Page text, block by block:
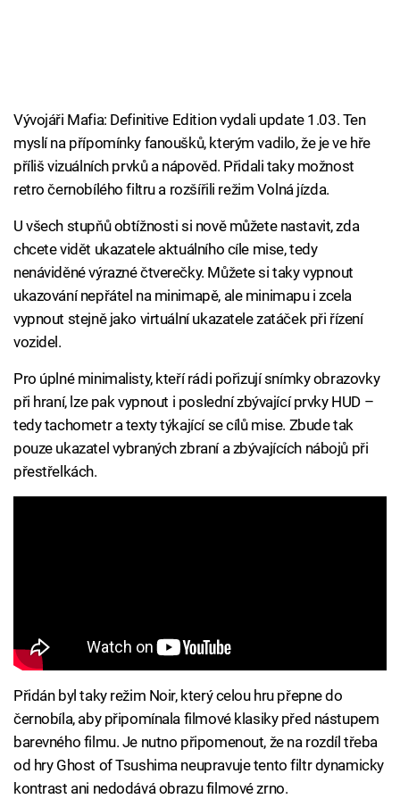
Vývojáři Mafia: Definitive Edition vydali update 1.03. Ten
myslí na přípomínky fanoušků, kterým vadilo, že je ve hře
příliš vizuálních prvků a nápověd. Přidali taky možnost
retro černobílého filtru a rozšířili režim Volná jízda.
U všech stupňů obtížnosti si nově můžete nastavit, zda
chcete vidět ukazatele aktuálního cíle mise, tedy
nenáviděné výrazné čtverečky. Můžete si taky vypnout
ukazování nepřátel na minimapě, ale minimapu i zcela
vypnout stejně jako virtuální ukazatele zatáček při řízení
vozidel.
Pro úplné minimalisty, kteří rádi pořizují snímky obrazovky
při hraní, lze pak vypnout i poslední zbývající prvky HUD –
tedy tachometr a texty týkající se cílů mise. Zbude tak
pouze ukazatel vybraných zbraní a zbývajících nábojů při
přestřelkách.
Přidán byl taky režim Noir, který celou hru přepne do
černobíla, aby připomínala filmové klasiky před nástupem
barevného filmu. Je nutno připomenout, že na rozdíl třeba
od hry Ghost of Tsushima neupravuje tento filtr dynamicky
kontrast ani nedodává obrazu filmové zrno.